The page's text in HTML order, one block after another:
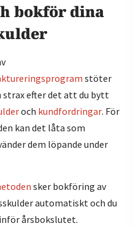
bokför dina
stöter
strax efter det att du bytt
och kundfordringar. För
kan det låta som
dem löpande under
sker bokföring av
automatiskt och du
årsbokslutet.